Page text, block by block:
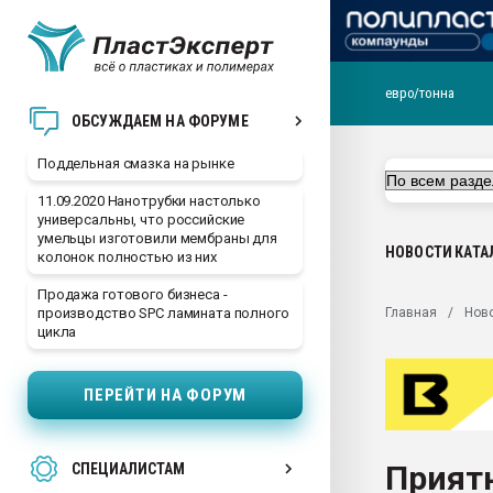
ОБСУЖДАЕМ НА ФОРУМЕ
Поддельная смазка на рынке
11.09.2020 Нанотрубки настолько
универсальны, что российские
умельцы изготовили мембраны для
колонок полностью из них
Продажа готового бизнеса -
производство SPC ламината полного
цикла
ПЕРЕЙТИ НА ФОРУМ
СПЕЦИАЛИСТАМ
ближайшее
Подмосковье, Москва
первый план в
28.07.2026
ситуацией на
Всё, что касается
Материал поверхности
Продам отходы
евро/тонна
НОВОСТИ
Главная